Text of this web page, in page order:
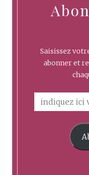
Saisissez
abonner et